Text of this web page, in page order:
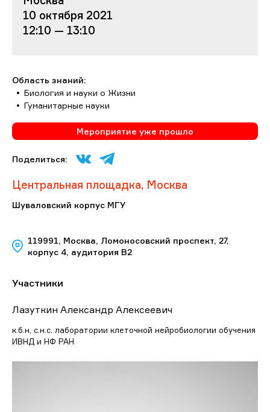
10 октября 2021
12:10 — 13:10
Область знаний:
Биология и науки о Жизни
Гуманитарные науки
Мероприятие уже прошло
Поделиться:
Центральная площадка, Москва
Шуваловский корпус МГУ
119991, Москва, Ломоносовский проспект, 27,
корпус 4, аудитория В2
Участники
Лазуткин Александр Алексеевич
к.б.н, с.н.с. лаборатории клеточной нейробиологии обучения
ИВНД и НФ РАН